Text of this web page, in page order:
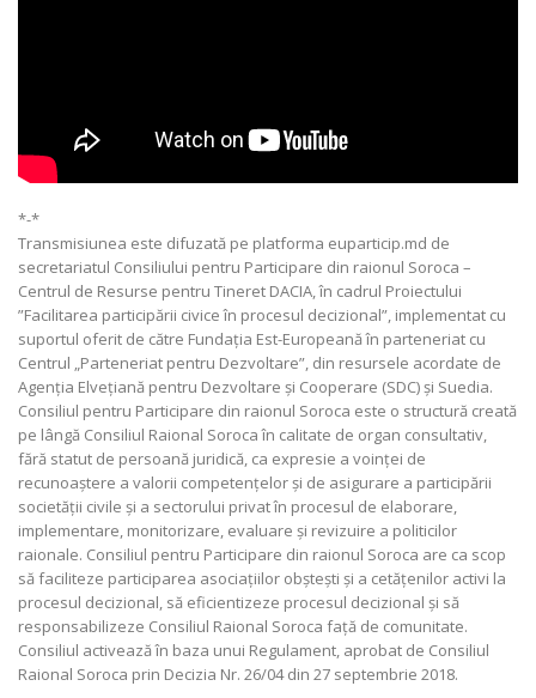
*-*
Transmisiunea este difuzată pe platforma euparticip.md de
secretariatul Consiliului pentru Participare din raionul Soroca –
Centrul de Resurse pentru Tineret DACIA, în cadrul Proiectului
”Facilitarea participării civice în procesul decizional”, implementat cu
suportul oferit de către Fundația Est-Europeană în parteneriat cu
Centrul „Parteneriat pentru Dezvoltare”, din resursele acordate de
Agenția Elvețiană pentru Dezvoltare și Cooperare (SDC) și Suedia.
Consiliul pentru Participare din raionul Soroca este o structură creată
pe lângă Consiliul Raional Soroca în calitate de organ consultativ,
fără statut de persoană juridică, ca expresie a voinței de
recunoaștere a valorii competențelor și de asigurare a participării
societății civile și a sectorului privat în procesul de elaborare,
implementare, monitorizare, evaluare și revizuire a politicilor
raionale. Consiliul pentru Participare din raionul Soroca are ca scop
să faciliteze participarea asociațiilor obștești și a cetățenilor activi la
procesul decizional, să eficientizeze procesul decizional și să
responsabilizeze Consiliul Raional Soroca față de comunitate.
Consiliul activează în baza unui Regulament, aprobat de Consiliul
Raional Soroca prin Decizia Nr. 26/04 din 27 septembrie 2018.